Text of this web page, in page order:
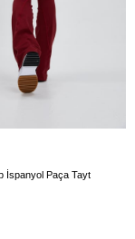
İspanyol Paça Tayt